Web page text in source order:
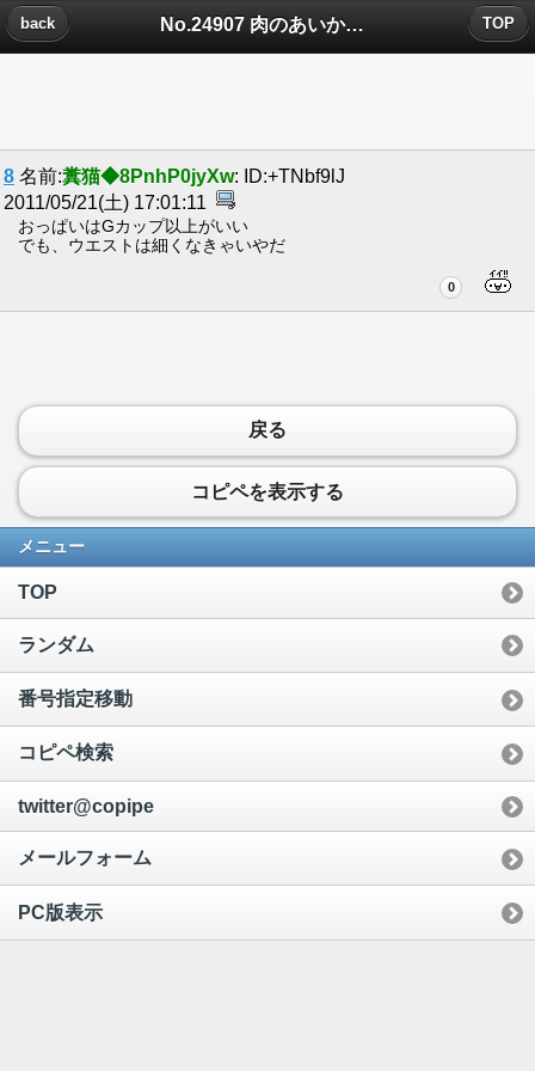
No.24907 肉のあいかわについたコメント
back TOP
8 名前:糞猫◆8PnhP0jyXw: ID:+TNbf9lJ
2011/05/21(土) 17:01:11
おっぱいはGカップ以上がいい
でも、ウエストは細くなきゃいやだ
0
戻る
コピペを表示する
メニュー
TOP
ランダム
番号指定移動
コピペ検索
twitter@copipe
メールフォーム
PC版表示